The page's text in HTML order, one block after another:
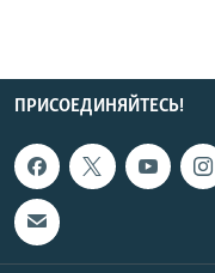
ПРИСОЕДИНЯЙТЕСЬ!